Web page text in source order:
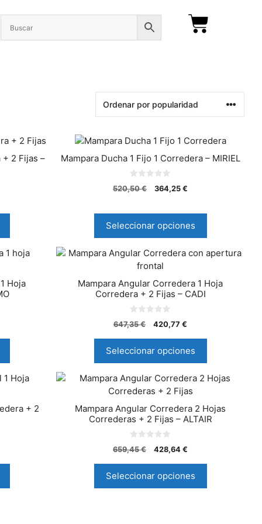
+ 2 Fijas – Mampara Ducha 1 Fijo 1 Corredera – MIRIEL
0
d
520,50€ 364,25€
Seleccionar opciones
Hoja
Mampara Angular Corredera 1 Hoja
Corredera + 2 Fijas – CADI
0
d
5
647,35€ 420,77€
Seleccionar opciones
+ 2
Mampara Angular Corredera 2 Hojas
Correderas + 2 Fijas – ALTAIR
0
d
5
659,45€ 428,64€
Seleccionar opciones